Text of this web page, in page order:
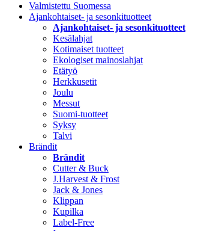
Valmistettu Suomessa
Ajankohtaiset- ja sesonkituotteet
Ajankohtaiset- ja sesonkituotteet
Kesälahjat
Kotimaiset tuotteet
Ekologiset mainoslahjat
Etätyö
Herkkusetit
Joulu
Messut
Suomi-tuotteet
Syksy
Talvi
Brändit
Brändit
Cutter & Buck
J.Harvest & Frost
Jack & Jones
Klippan
Kupilka
Label-Free